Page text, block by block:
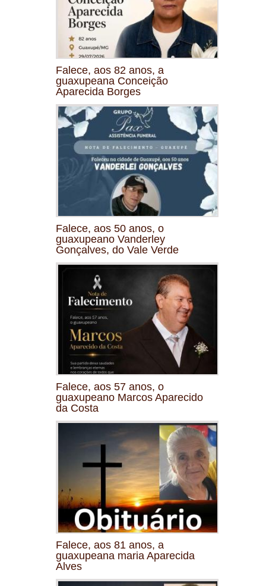
Falece, aos 82 anos, a
guaxupeana Conceição
Aparecida Borges
Falece, aos 50 anos, o
guaxupeano Vanderley
Gonçalves, do Vale Verde
Falece, aos 57 anos, o
guaxupeano Marcos Aparecido
da Costa
Falece, aos 81 anos, a
guaxupeana maria Aparecida
Alves